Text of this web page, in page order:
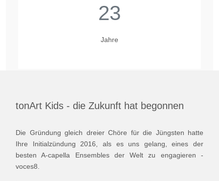
23
Jahre
tonArt Kids - die Zukunft hat begonnen
Die Gründung gleich dreier Chöre für die Jüngsten hatte
Ihre Initialzündung 2016, als es uns gelang, eines der
besten A-capella Ensembles der Welt zu engagieren -
voces8.